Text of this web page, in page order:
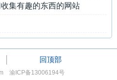
收集有趣的东西的网站
回顶部
渝ICP备13006194号